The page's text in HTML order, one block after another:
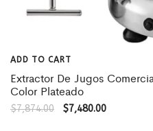
ADD TO CART
Extractor De Jugos
Color Plateado
$7,874.00 $7,480.00